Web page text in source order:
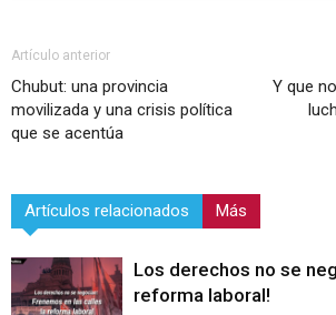
Artículo anterior
Chubut: una provincia
movilizada y una crisis política
que se acentúa
Y que
Artículos relacionados Más
Los derechos no se
reforma laboral!